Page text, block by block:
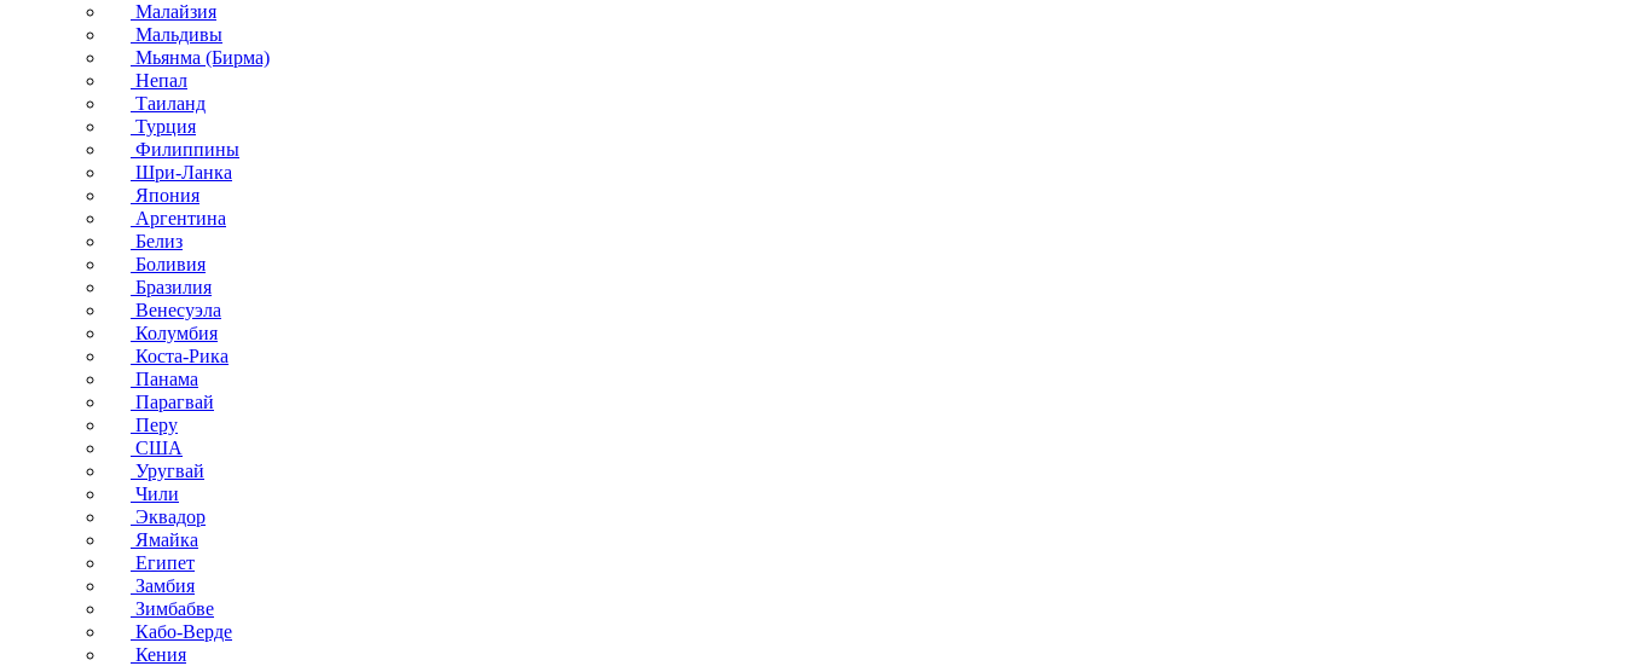
Малайзия
Мальдивы
Мьянма (Бирма)
Непал
Таиланд
Турция
Филиппины
Шри-Ланка
Япония
Аргентина
Белиз
Боливия
Бразилия
Венесуэла
Колумбия
Коста-Рика
Панама
Парагвай
Перу
США
Уругвай
Чили
Эквадор
Ямайка
Египет
Замбия
Зимбабве
Кабо-Верде
Кения